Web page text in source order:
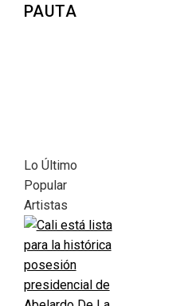
PAUTA
Lo Último
Popular
Artistas